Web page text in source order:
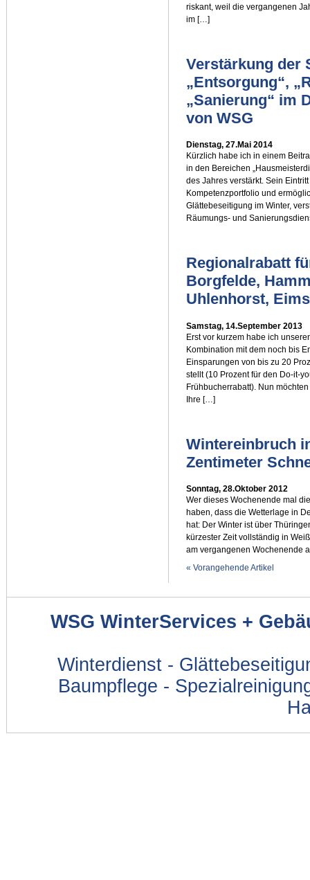
riskant, weil die vergangenen
im […]
Verstärkung der
„Entsorgung“,
„Sanierung“ im
von WSG
Dienstag, 27.Mai 2014
Kürzlich habe ich in einem
in den Bereichen
des Jahres verstärkt. Sein
Kompetenzportfolio und
Glättebeseitigung im Winter,
Räumungs- und
Regionalrabatt
Borgfelde,
Uhlenhorst,
Samstag, 14.September 2013
Erst vor kurzem habe ich
Kombination mit dem noch bis
Einsparungen von bis zu 20
stellt (10 Prozent für den Do-it-
Frühbucherrabatt). Nun
Ihre […]
Wintereinbruch
Zentimeter
Sonntag, 28.Oktober 2012
Wer dieses Wochenende mal
haben, dass die Wetterlage in
hat: Der Winter ist über
kürzester Zeit vollständig in
am vergangenen Wochenende
« Vorangehende Artikel
WSG WinterServices +
Winterdienst -
Baumpflege -